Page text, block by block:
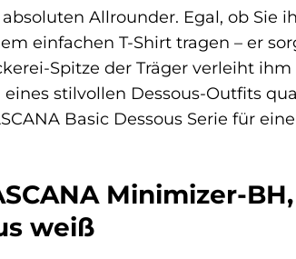
Allrounder. Egal, ob Sie
einfachen T-Shirt tragen – er
Spitze der Träger verleiht ihm
stilvollen Dessous-Outfits
Basic Dessous Serie für
Minimizer-
weiß